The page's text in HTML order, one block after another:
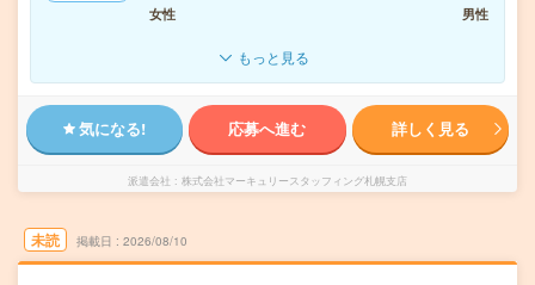
女性
男性
もっと見る
気になる! 応募へ進む 詳しく見る
派遣会社 株式会社マーキュリースタッフィング札幌支店
未読 掲載日 2026/08/10